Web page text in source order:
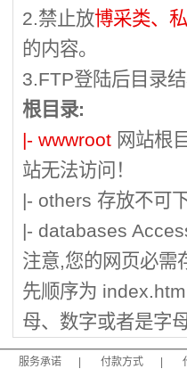
2.禁止放博采类、
的内容。
3.FTP登陆后目录
根目录:
|- wwwroot 网站根
站无法访问！
|- others 存放不可
|- databases
注意,您的网页必需
先顺序为
母、数字或者是字
服务承诺 付款方式